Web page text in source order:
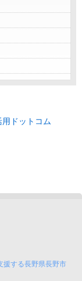
援する長野県長野市